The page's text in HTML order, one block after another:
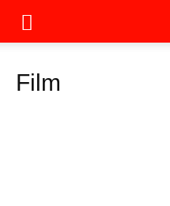
Film